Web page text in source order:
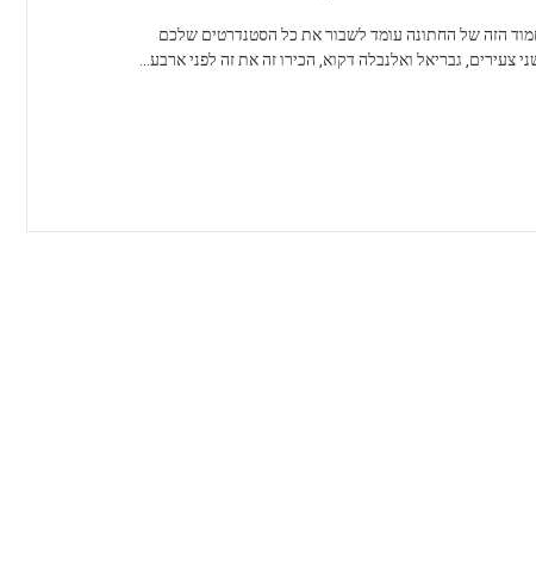
הזה של החתונה עומד לשבור את כל הסטנדרטים שלכם
צעירים, גבריאל ואלנבלה דקוא, הכירו זה את זה לפני ארבע…